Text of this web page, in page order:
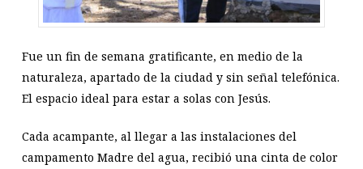
Fue un fin de semana gratificante, en medio de la
naturaleza, apartado de la ciudad y sin señal telefónica.
El espacio ideal para estar a solas con Jesús.
Cada acampante, al llegar a las instalaciones del
campamento Madre del agua, recibió una cinta de color